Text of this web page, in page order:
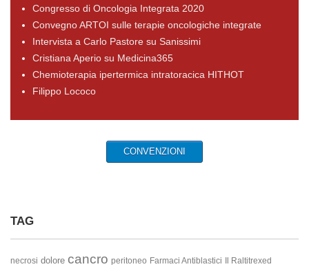
Congresso di Oncologia Integrata 2020
Convegno ARTOI sulle terapie oncologiche integrate
Intervista a Carlo Pastore su Sanissimi
Cristiana Aperio su Medicina365
Chemioterapia ipertermica intratoracica HITHOT
Filippo Lococo
CONVENZIONI
TAG
necrosi dolore cancro peritoneo Farmaci Antiblastici
Il Raltitrexed